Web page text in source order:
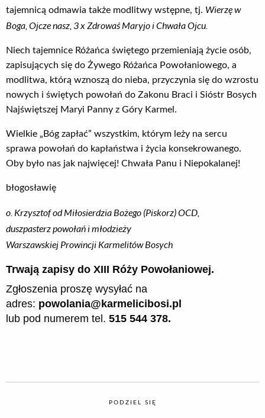
tajemnicą odmawia także modlitwy wstępne, tj. Wierzę w
Boga, Ojcze nasz, 3 x Zdrowaś Maryjo i Chwała Ojcu.
Niech tajemnice Różańca świętego przemieniają życie osób,
zapisujących się do Żywego Różańca Powołaniowego, a
modlitwa, którą wznoszą do nieba, przyczynia się do wzrostu
nowych i świętych powołań do Zakonu Braci i Sióstr Bosych
Najświętszej Maryi Panny z Góry Karmel.
Wielkie „Bóg zapłać” wszystkim, którym leży na sercu
sprawa powołań do kapłaństwa i życia konsekrowanego.
Oby było nas jak najwięcej! Chwała Panu i Niepokalanej!
błogosławię
o. Krzysztof od Miłosierdzia Bożego (Piskorz) OCD,
duszpasterz powołań i młodzieży
Warszawskiej Prowincji Karmelitów Bosych
Trwają zapisy do XIII Róży Powołaniowej.
Zgłoszenia proszę wysyłać na
adres: powolania@karmelicibosi.pl
lub pod numerem tel. 515 544 378.
PODZIEL SIĘ